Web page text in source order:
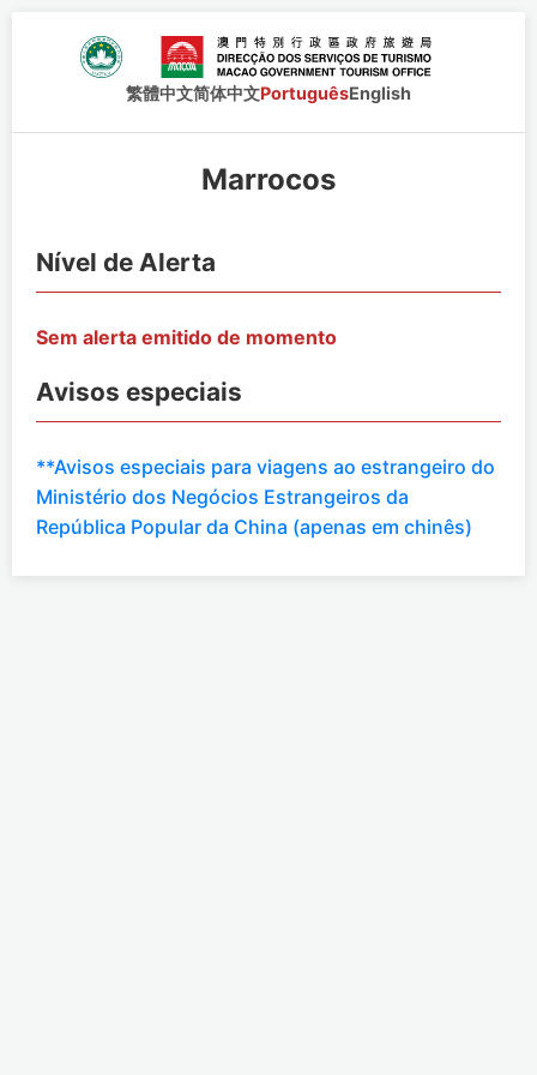
繁體中文简体中文PortuguêsEnglish
Marrocos
Nível de Alerta
Sem alerta emitido de momento
Avisos especiais
**Avisos especiais para viagens ao estrangeiro do
Ministério dos Negócios Estrangeiros da
República Popular da China (apenas em chinês)